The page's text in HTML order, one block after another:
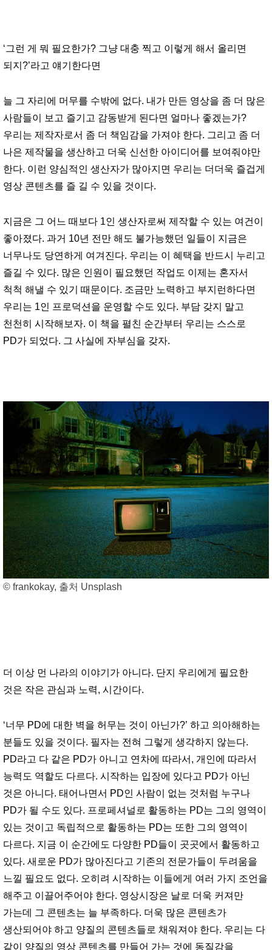
‘그런 게 뭐 필요한가? 그냥 대충 찍고 이렇게 해서 올리면
되지?’라고 얘기한다면
늘 그 자리에 머무를 수밖에 없다. 내가 만든 영상을 좀 더 많은
사람들이 보고 즐기고 감동받게 된다면 얼마나 좋겠는가?
우리는 제작자로서 좀 더 책임감을 가져야 한다. 그리고 좀 더
나은 제작물을 생산하고 더욱 신선한 아이디어를 보여줘야만
한다. 이런 양심적인 생산자가 많아지면 우리는 더더욱 즐겁게
영상 콘텐츠를 즐 길 수 있을 것이다.
지금은 그 어느 때보다 1인 생산자로써 제작할 수 있는 여건이
좋아졌다. 과거 10년 전만 해도 불가능했던 일들이 지금은
너무나도 당연하게 여겨진다. 우리는 이 혜택을 반드시 누리고
즐길 수 있다. 많은 인원이 필요했던 작업도 이제는 혼자서
척척 해낼 수 있기 때문이다. 조금만 노력하고 부지런하다면
우리는 1인 프로덕션을 운영할 수도 있다. 부담 갖지 말고
천천히 시작해보자. 이 책을 펼친 순간부터 우리는 스스로
PD가 되었다. 그 사실에 자부심을 갖자.
© frankokay, 출처 Unsplash
더 이상 먼 나라의 이야기가 아니다. 단지 우리에게 필요한
것은 작은 관심과 노력, 시간이다.
‘너무 PD에 대한 벽을 허무는 것이 아닌가?’ 하고 의아해하는
분들도 있을 것이다. 필자는 전혀 그렇게 생각하지 않는다.
PD라고 다 같은 PD가 아니고 연차에 따라서, 개인에 따라서
능력도 역할도 다르다. 시작하는 입장에 있다고 PD가 아닌
것은 아니다. 태어나면서 PD인 사람이 없는 것처럼 누구나
PD가 될 수도 있다. 프로페셔널로 활동하는 PD는 그의 영역이
있는 것이고 독립적으로 활동하는 PD는 또한 그의 영역이
다르다. 지금 이 순간에도 다양한 PD들이 곳곳에서 활동하고
있다. 새로운 PD가 많아진다고 기존의 전문가들이 두려움을
느낄 필요도 없다. 오히려 시작하는 이들에게 여러 가지 조언을
해주고 이끌어주어야 한다. 영상시장은 날로 더욱 커져만
가는데 그 콘텐츠는 늘 부족하다. 더욱 많은 콘텐츠가
생산되어야 하고 양질의 콘텐츠들로 채워져야 한다. 우리는 다
같이 양질의 영상 콘텐츠를 만들어 가는 것에 동질감을